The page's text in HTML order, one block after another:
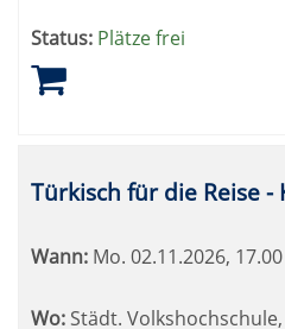
Status: Plätze frei
Türkisch für die Reise -
Wann: Mo. 02.11.2026,
Wo: Städt.